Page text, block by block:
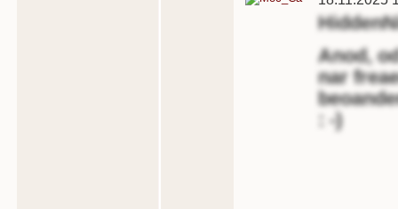
Anod,
nar
: -)